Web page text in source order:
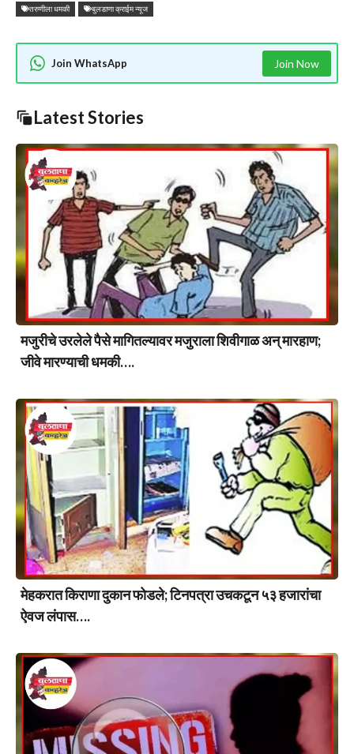
तरुणीला धमकी बुलडाणा क्राईम न्यूज
Join WhatsApp Join Now
Latest Stories
मजुरीचे उरलेले पैसे मागितल्यावर मजुराला शिवीगाळ अन् मारहाण;
जीवे मारण्याची धमकी….
मेहकरात किराणा दुकान फोडले; टिनपत्रा उचकटून ५३ हजारांचा
ऐवज लंपास….